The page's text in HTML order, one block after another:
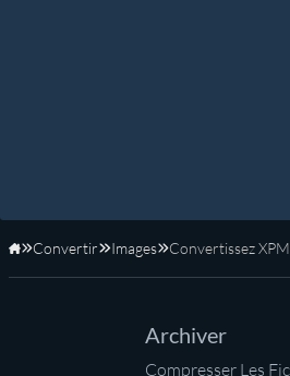
Accueil
Convertir Images Convertissez
Archiver
Compresser Les